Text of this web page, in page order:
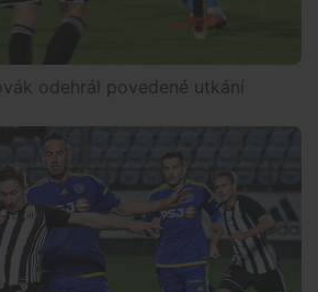
odehrál povedené utkání